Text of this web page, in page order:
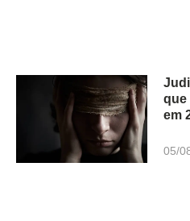
que
em
05/